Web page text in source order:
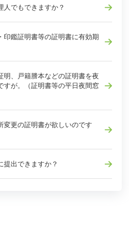
人でもできますか？
印鑑証明書等の証明書に有効期
明、戸籍謄本などの証明書を夜
すが。（証明書等の平日夜間窓
変更の証明書が欲しいのです
提出できますか？